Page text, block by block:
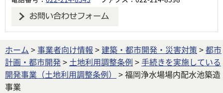
ホーム >事業者向け情報 >建築・都市開発・災害対策 >都市
計画・都市開発> 土地利用調整条例 >手続きを実施している
開発事業（土地利用調整条例）
> 福岡浄水場場内配水池築造
事業